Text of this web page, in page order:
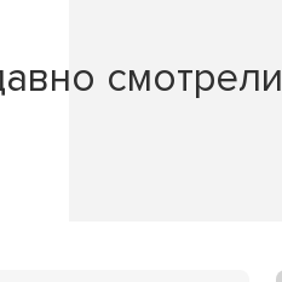
смотрели